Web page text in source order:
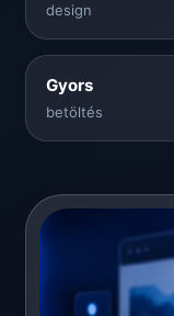
design
Gyors
betöltés